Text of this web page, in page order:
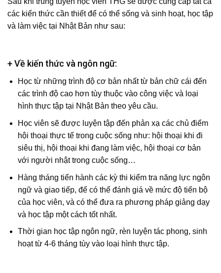
các kiến thức cần thiết để có thể sống và sinh hoạt, học tập
và làm việc tại Nhật Bản như sau:
+ Về kiến thức và ngôn ngữ:
Học từ những trình độ cơ bản nhất từ bản chữ cái đến
các trình độ cao hơn tùy thuộc vào công việc và loại
hình thực tập tại Nhật Bản theo yêu cầu.
Học viên sẽ được luyện tập đến phản xạ các chủ điểm
hội thoại thực tế trong cuộc sống như: hội thoại khi đi
siêu thị, hội thoại khi đang làm việc, hội thoại cơ bản
với người nhật trong cuộc sống…
Hàng tháng tiến hành các kỳ thi kiểm tra năng lực ngôn
ngữ và giao tiếp, để có thể đánh giá về mức độ tiến bộ
của học viên, và có thể đưa ra phương pháp giảng dạy
và học tập một cách tốt nhất.
Thời gian học tập ngôn ngữ, rèn luyện tác phong, sinh
hoạt từ 4-6 tháng tùy vào loại hình thực tập.